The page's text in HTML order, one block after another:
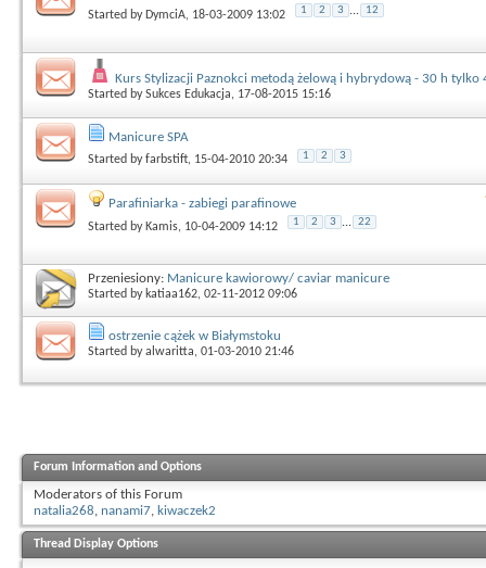
Started by DymciA, 18-03-2009 13:02 1 2 3 ... 12
Kurs Stylizacji Paznokci metodą żelową i hybrydową - 30 h tylko
Started bySukces Edukacja, 17-08-2015 15:16
Manicure SPA
Started byfarbstift, 15-04-2010 20:34 1 2 3
Parafiniarka - zabiegi parafinowe
Started by Kamis, 10-04-2009 14:12 1 2 3 ... 22
Przeniesiony: Manicure kawiorowy/ caviar manicure
Started by katiaa162, 02-11-2012 09:06
ostrzenie cążek w Białymstoku
Started byalwaritta, 01-03-2010 21:46
Forum Information and Options
Moderators of this Forum
natalia268, nanami7, kiwaczek2
Thread Display Options